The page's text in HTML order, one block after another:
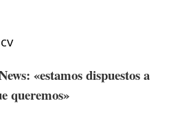
«estamos dispuestos a
queremos»